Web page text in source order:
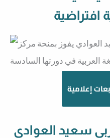
افتراضية
إعلامية
سعيد العوادي